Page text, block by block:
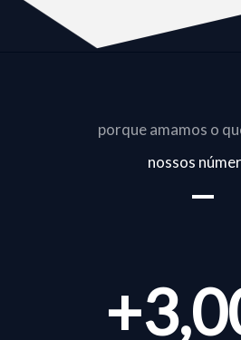
porque amamos o
nossos
+